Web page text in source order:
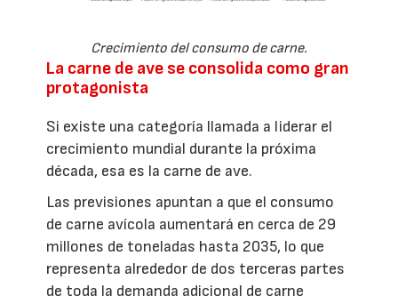
Crecimiento del consumo de carne.
La carne de ave se consolida como gran
protagonista
Si existe una categoría llamada a liderar el
crecimiento mundial durante la próxima
década, esa es la carne de ave.
Las previsiones apuntan a que el consumo
de carne avícola aumentará en cerca de 29
millones de toneladas hasta 2035, lo que
representa alrededor de dos terceras partes
de toda la demanda adicional de carne